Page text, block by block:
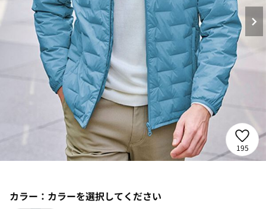
195
カラー： カラーを選択してください